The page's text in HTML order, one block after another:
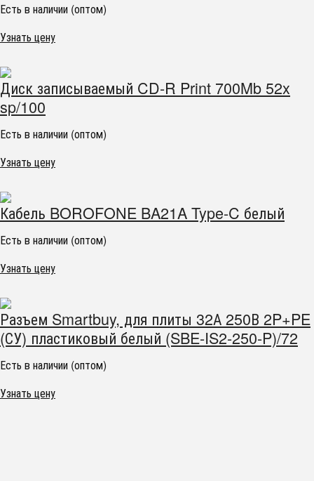
Есть в наличии (оптом)
Узнать цену
Диск записываемый CD-R Print 700Mb 52x
sp/100
Есть в наличии (оптом)
Узнать цену
Кабель BOROFONE BA21A Type-C белый
Есть в наличии (оптом)
Узнать цену
Разъем Smartbuy, для плиты 32А 250В 2P+PE
(СУ) пластиковый белый (SBE-IS2-250-P)/72
Есть в наличии (оптом)
Узнать цену